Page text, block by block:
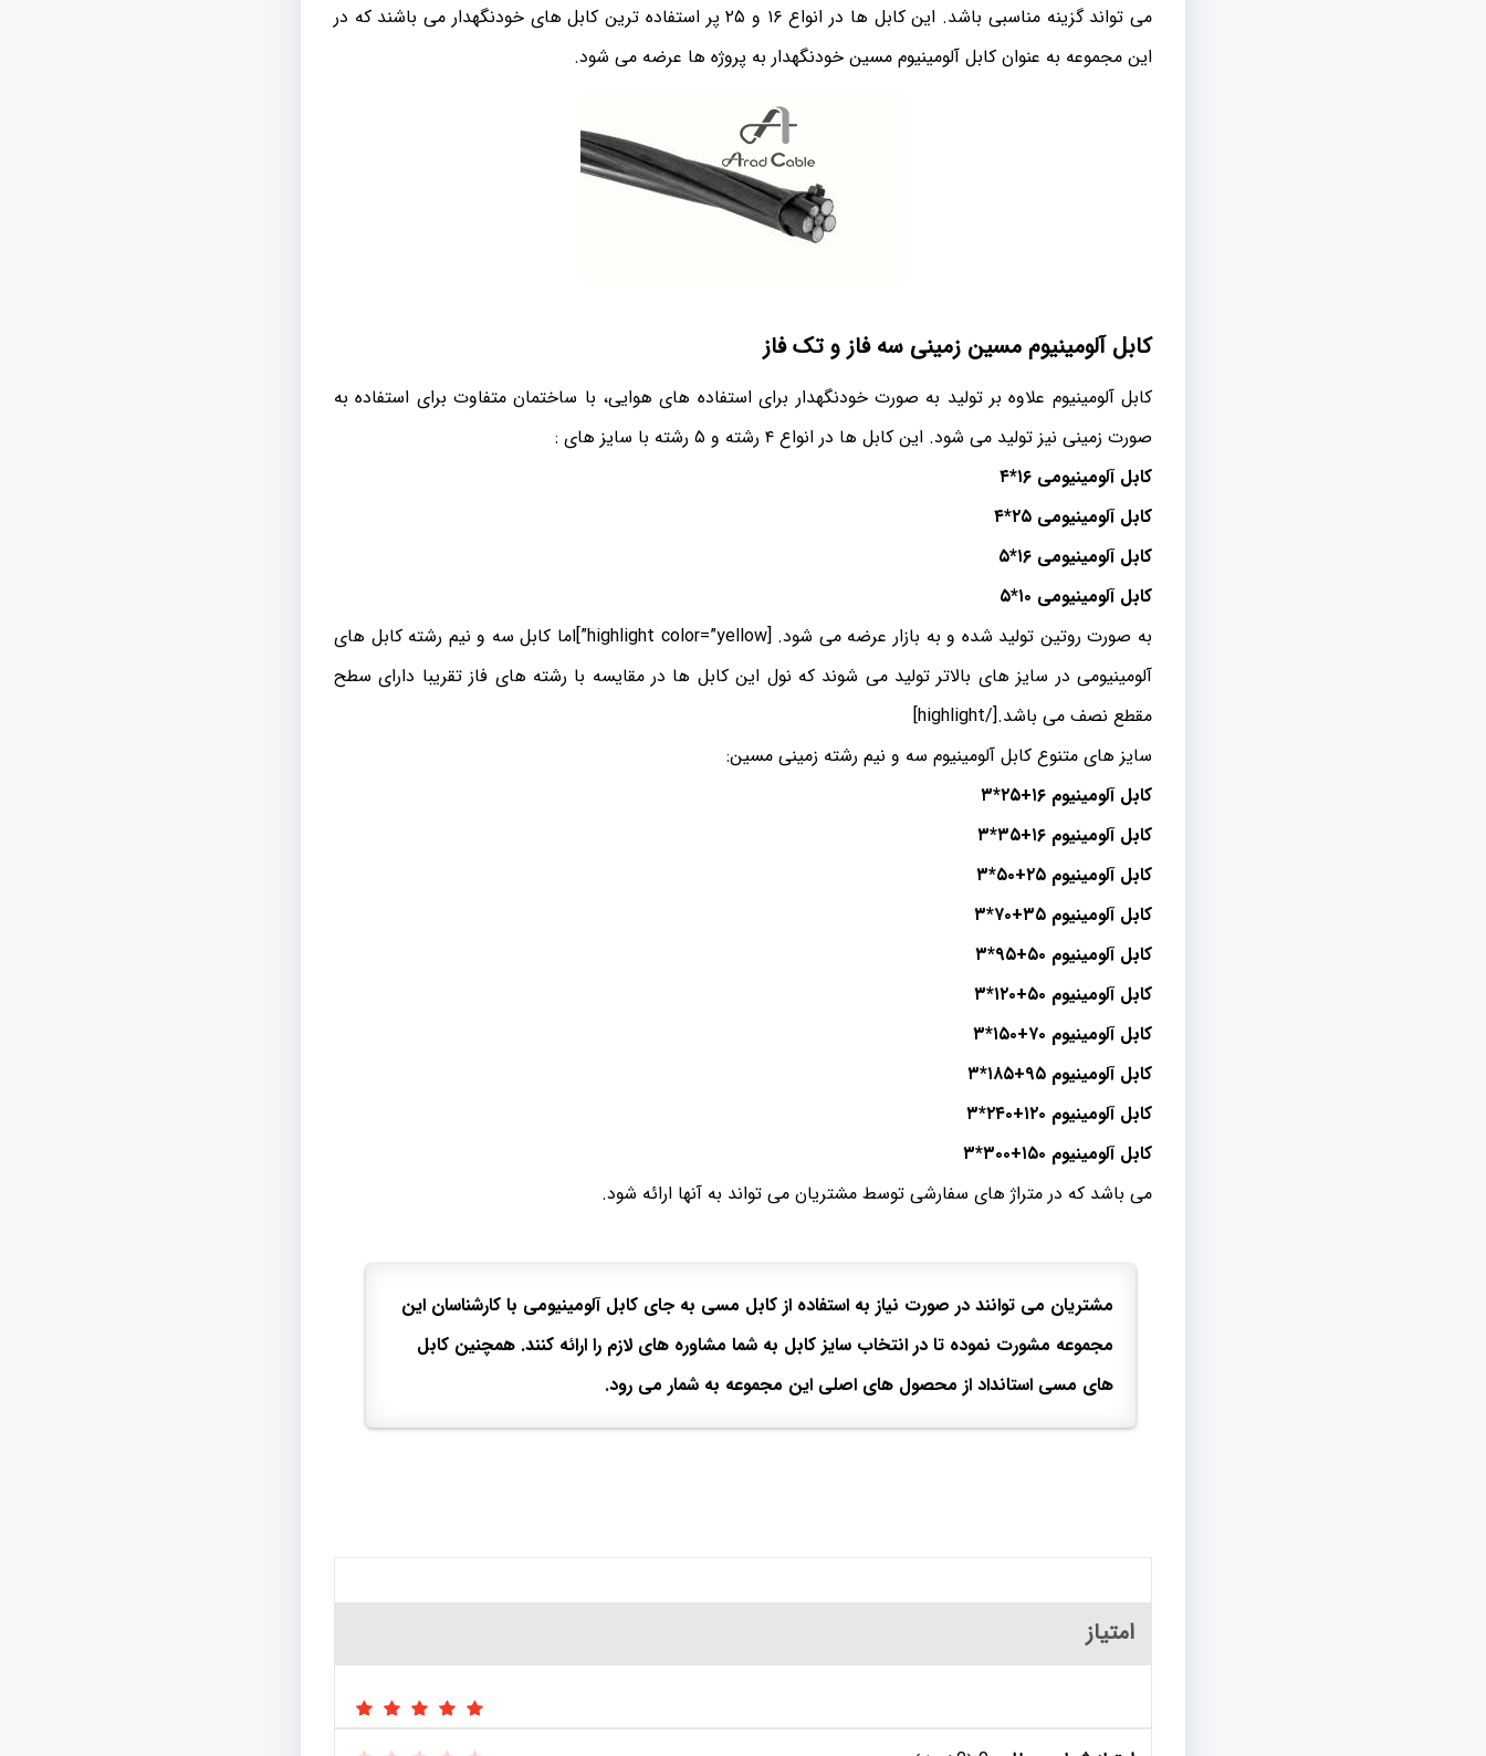
می تواند گزینه مناسبی باشد. این کابل ها در انواع ۱۶ و ۲۵ پر استفاده ترین کابل های خودنگهدار می باشند که در
این مجموعه به عنوان کابل آلومینیوم مسین خودنگهدار به پروژه ها عرضه می شود.
کابل آلومینیوم مسین زمینی سه فاز و تک فاز
کابل آلومینیوم علاوه بر تولید به صورت خودنگهدار برای استفاده های هوایی، با ساختمان متفاوت برای استفاده به
صورت زمینی نیز تولید می شود. این کابل ها در انواع ۴ رشته و ۵ رشته با سایز های :
کابل آلومینیومی ۱۶*۴
کابل آلومینیومی ۲۵*۴
کابل آلومینیومی ۱۶*۵
کابل آلومینیومی ۱۰*۵
به صورت روتین تولید شده و به بازار عرضه می شود. [highlight color=”yellow”]اما کابل سه و نیم رشته کابل های
آلومینیومی در سایز های بالاتر تولید می شوند که نول این کابل ها در مقایسه با رشته های فاز تقریبا دارای سطح
مقطع نصف می باشد.[/highlight]
سایز های متنوع کابل آلومینیوم سه و نیم رشته زمینی مسین:
کابل آلومینیوم ۱۶+۲۵*۳
کابل آلومینیوم ۱۶+۳۵*۳
کابل آلومینیوم ۲۵+۵۰*۳
کابل آلومینیوم ۳۵+۷۰*۳
کابل آلومینیوم ۵۰+۹۵*۳
کابل آلومینیوم ۵۰+۱۲۰*۳
کابل آلومینیوم ۷۰+۱۵۰*۳
کابل آلومینیوم ۹۵+۱۸۵*۳
کابل آلومینیوم ۱۲۰+۲۴۰*۳
کابل آلومینیوم ۱۵۰+۳۰۰*۳
می باشد که در متراژ های سفارشی توسط مشتریان می تواند به آنها ارائه شود.
مشتریان می توانند در صورت نیاز به استفاده از کابل مسی به جای کابل آلومینیومی با کارشناسان این
مجموعه مشورت نموده تا در انتخاب سایز کابل به شما مشاوره های لازم را ارائه کنند. همچنین کابل
های مسی استانداد از محصول های اصلی این مجموعه به شمار می رود.
امتیاز